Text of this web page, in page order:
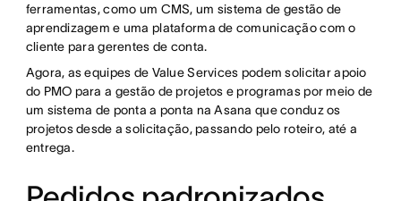
ferramentas, como um CMS, um sistema de gestão de
aprendizagem e uma plataforma de comunicação com o
cliente para gerentes de conta.
Agora, as equipes de Value Services podem solicitar apoio
do PMO para a gestão de projetos e programas por meio de
um sistema de ponta a ponta na Asana que conduz os
projetos desde a solicitação, passando pelo roteiro, até a
entrega.